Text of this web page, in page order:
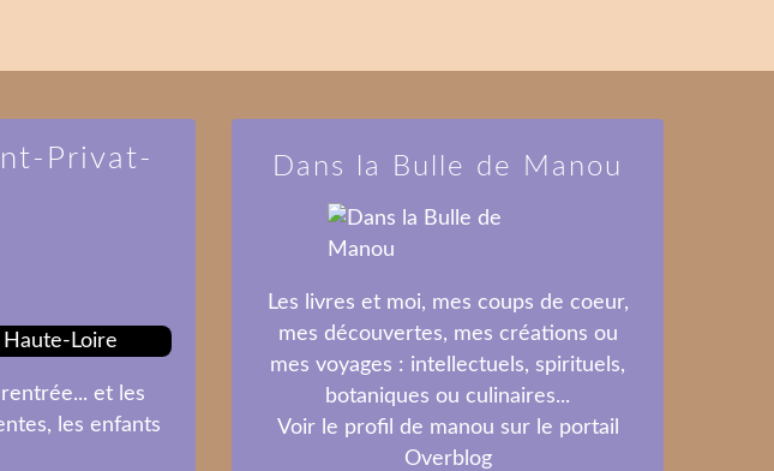
Privat-
et les
les enfants
Dans la Bulle de Manou
Les livres et moi, mes coups de coeur,
mes découvertes, mes créations ou
mes voyages : intellectuels, spirituels,
botaniques ou culinaires...
Voir le profil de manou sur le portail
Overblog